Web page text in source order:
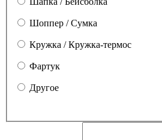
Шоппер / Сумка
Кружка / Кружка-термос
Фартук
Другое